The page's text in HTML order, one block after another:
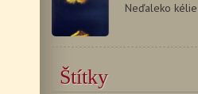
Štítky